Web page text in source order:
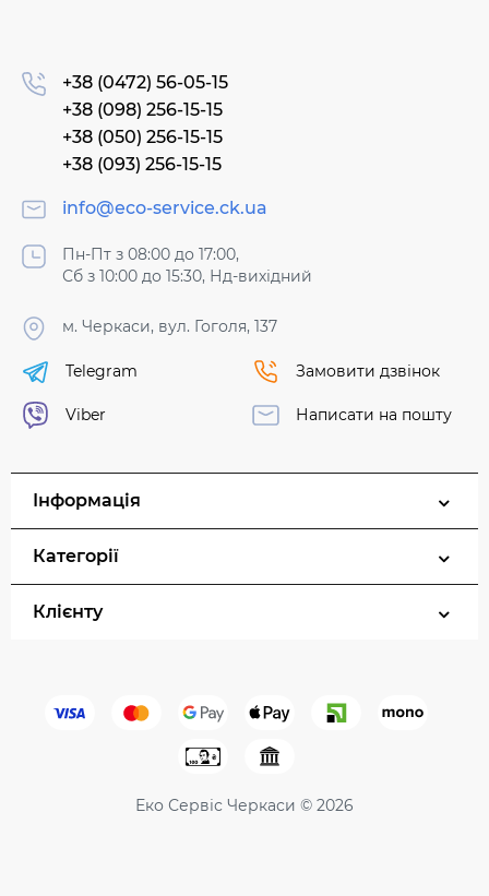
+38 (0472) 56-05-15
+38 (098) 256-15-15
+38 (050) 256-15-15
+38 (093) 256-15-15
info@eco-service.ck.ua
Пн-Пт з 08:00 до 17:00,
Сб з 10:00 до 15:30, Нд-вихідний
м. Черкаси, вул. Гоголя, 137
Telegram
Viber
Замовити дзвінок
Написати на пошту
Інформація
Категорії
Клієнту
Еко Сервіс Черкаси © 2026